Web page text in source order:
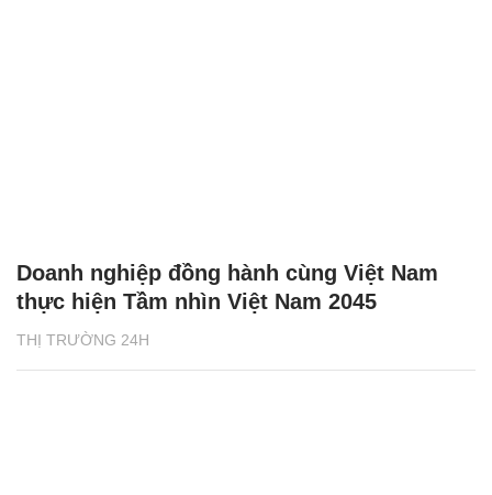
THỊ TRƯỜNG 24H
Doanh nghiệp đồng hành cùng Việt Nam
thực hiện Tầm nhìn Việt Nam 2045